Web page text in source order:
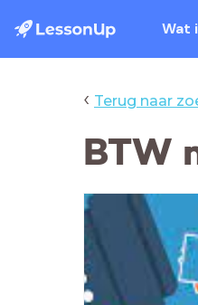
Wat
‹ Terug naar
BTW